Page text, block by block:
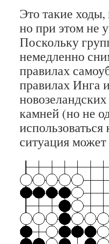
Это такие
но при этом не
Поскольку
немедленно
правилах
правилах Инга
камней (но не
ситуация может